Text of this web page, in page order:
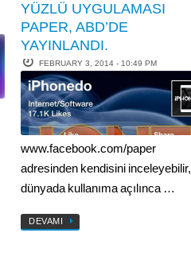
YÜZLÜ UYGULAMASI
PAPER, ABD’DE
YAYINLANDI.
FEBRUARY 3, 2014 - 10:49 PM
www.facebook.com/paper
adresinden kendisini
dünyada kullanıma açılınca …
DEVAMI